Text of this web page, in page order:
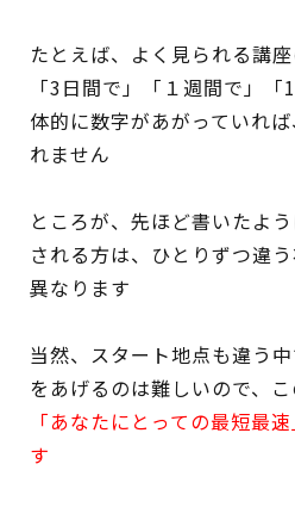
たとえば、よく見られる講座
「3日間で」「１週間で」
体的に数字があがっていれ
れません
ところが、先ほど書いたよ
される方は、ひとりずつ違
異なります
当然、スタート地点も違う
をあげるのは難しいので、こ
「あなたにとっての最短最
す